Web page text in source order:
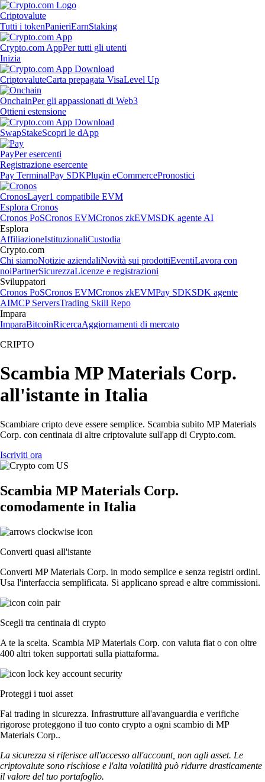
Criptovalute
Tutti i tokenPanieriEarnStaking
Crypto.com AppPer tutti gli utenti
Inizia
CriptovaluteCarta prepagata VisaLevel Up
OnchainPer gli appassionati di Web3
Ottieni estensione
SwapStakeScopri le dApp
PayPer esercenti
Registrazione esercente
Pay TerminalPay SDKPlugin eCommercePronostici
CronosLayer1 compatibile EVM
Esplora Cronos
Cronos PoSCronos EVMCronos zkEVMSDK agente AI
Esplora
AffiliazioneIstituzionaliCustodia
Crypto.com
Chi siamoNotizie aziendaliNovità sui prodottiEventiLavora con
noiPartnerSicurezzaLicenze e registrazioni
Sviluppatori
Cronos PoSCronos EVMCronos zkEVMPay SDKSDK agente
AIMCP ServersTrading Skill Repo
Impara
ImparaBitcoinRicercaAggiornamenti di mercato
CRIPTO
Scambia MP Materials Corp.
all'istante in Italia
Scambiare cripto deve essere semplice. Scambia subito MP Materials
Corp. con centinaia di altre criptovalute sull'app di Crypto.com.
Iscriviti ora
Scambia MP Materials Corp.
comodamente in Italia
Converti quasi all'istante
Converti MP Materials Corp. in modo semplice e senza registri ordini.
Usa l'interfaccia semplificata. Si applicano spread e altre commissioni.
Scegli tra centinaia di crypto
A te la scelta. Scambia MP Materials Corp. con valuta fiat o con oltre
400 altri token supportati sulla piattaforma.
Proteggi i tuoi asset
Fai trading in sicurezza. Infrastrutture all'avanguardia e verifiche
rigorose proteggono il tuo conto crypto a ogni scambio di MP
Materials Corp..
La sicurezza si riferisce all'accesso all'account, non agli asset. Le
criptovalute sono rischiose e l'alta volatilità può ridurre drasticamente
il valore del tuo portafoglio.